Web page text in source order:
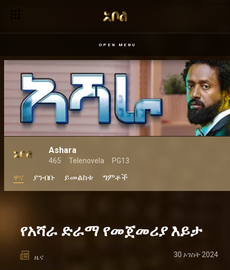
OPEN MENU
Ashara
465 Telenovela PG13
ዋና ያንብቡ ይመልከቱ ግምቶች
የአሻራ ድራማ የመጀመሪያ እይታ
ዜና 30 ኦገስት 2024